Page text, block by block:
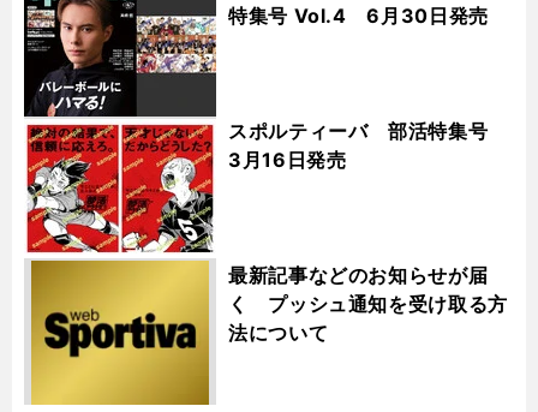
特集号 Vol.4 6月30日発売
スポルティーバ 部活特集号
3月16日発売
最新記事などのお知らせが届
く プッシュ通知を受け取る方
法について